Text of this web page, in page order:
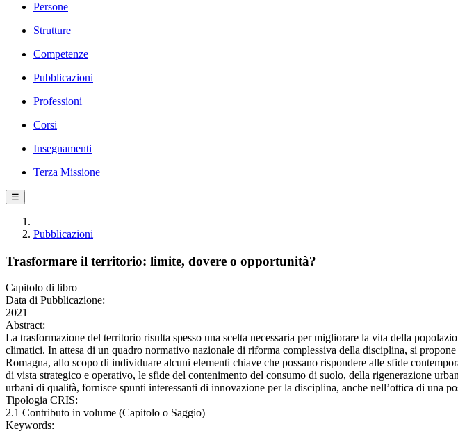
Persone
Strutture
Competenze
Pubblicazioni
Professioni
Corsi
Insegnamenti
Terza Missione
☰
Pubblicazioni
Trasformare il territorio: limite, dovere o opportunità?
Capitolo di libro
Data di Pubblicazione:
2021
Abstract:
La trasformazione del territorio risulta spesso una scelta necessaria per migliorare la vita della
climatici. In attesa di un quadro normativo nazionale di riforma complessiva della disciplina, si
Romagna, allo scopo di individuare alcuni elementi chiave che possano rispondere alle sfide
di vista strategico e operativo, le sfide del contenimento del consumo di suolo, della rigenerazione
urbani di qualità, fornisce spunti interessanti di innovazione per la disciplina, anche nell’ottica di una
Tipologia CRIS:
2.1 Contributo in volume (Capitolo o Saggio)
Keywords: